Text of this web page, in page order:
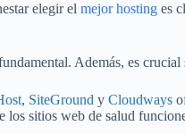
elegir el mejor hosting es
Además, es
, SiteGround y Cloudways
los sitios web de salud